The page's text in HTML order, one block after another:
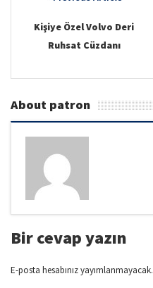
navigation
Kişiye Özel Volvo Deri
Ruhsat Cüzdanı
About patron
Bir cevap yazın
E-posta hesabınız yayımlanmayacak.